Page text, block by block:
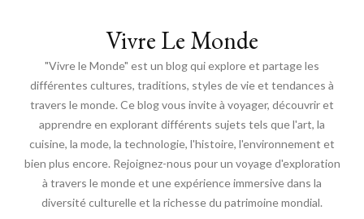
Vivre Le Monde
"Vivre le Monde" est un blog qui explore et partage les
différentes cultures, traditions, styles de vie et tendances à
travers le monde. Ce blog vous invite à voyager, découvrir et
apprendre en explorant différents sujets tels que l'art, la
cuisine, la mode, la technologie, l'histoire, l'environnement et
bien plus encore. Rejoignez-nous pour un voyage d'exploration
à travers le monde et une expérience immersive dans la
diversité culturelle et la richesse du patrimoine mondial.